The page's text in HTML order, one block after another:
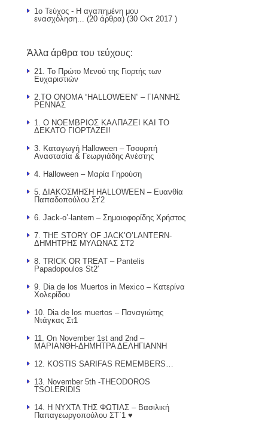
1ο Τεύχος - Η αγαπημένη μου
ενασχόληση... (20 άρθρα) (30 Οκτ 2017 )
Άλλα άρθρα του τεύχους:
21. Το Πρώτο Μενού της Γιορτής των
Ευχαριστιών
2.ΤΟ ΟΝΟΜΑ “HALLOWEEN” – ΓΙΑΝΝΗΣ
ΡΕΝΝΑΣ
1. Ο ΝΟΕΜΒΡΙΟΣ ΚΑΛΠΑΖΕΙ ΚΑΙ ΤΟ
ΔΕΚΑΤΟ ΓΙΟΡΤΑΖΕΙ!
3. Καταγωγή Halloween – Τσουρπή
Αναστασία & Γεωργιάδης Ανέστης
4. Halloween – Μαρία Γηρούση
5. ΔΙΑΚΟΣΜΗΣΗ HALLOWEEN – Ευανθία
Παπαδοπούλου Στ’2
6. Jack-o’-lantern – Σημαιοφορίδης Χρήστος
7. THE STORY OF JACK’O’LANTERN-
ΔΗΜΗΤΡΗΣ ΜΥΛΩΝΑΣ ΣΤ2
8. TRICK OR TREAT – Pantelis
Papadopoulos St2′
9. Dia de los Muertos in Mexico – Κατερίνα
Χολερίδου
10. Dia de los muertos – Παναγιώτης
Ντάγκας Στ1
11. On November 1st and 2nd –
ΜΑΡΙΑΝΘΗ-ΔΗΜΗΤΡΑ ΔΕΛΗΓΙΑΝΝΗ
12. KOSTIS SARIFAS REMEMBERS…
13. November 5th -THEODOROS
TSOLERIDIS
14. Η ΝΥΧΤΑ ΤΗΣ ΦΩΤΙΑΣ – Βασιλική
Παπαγεωργοπούλου ΣΤ΄1 ♥